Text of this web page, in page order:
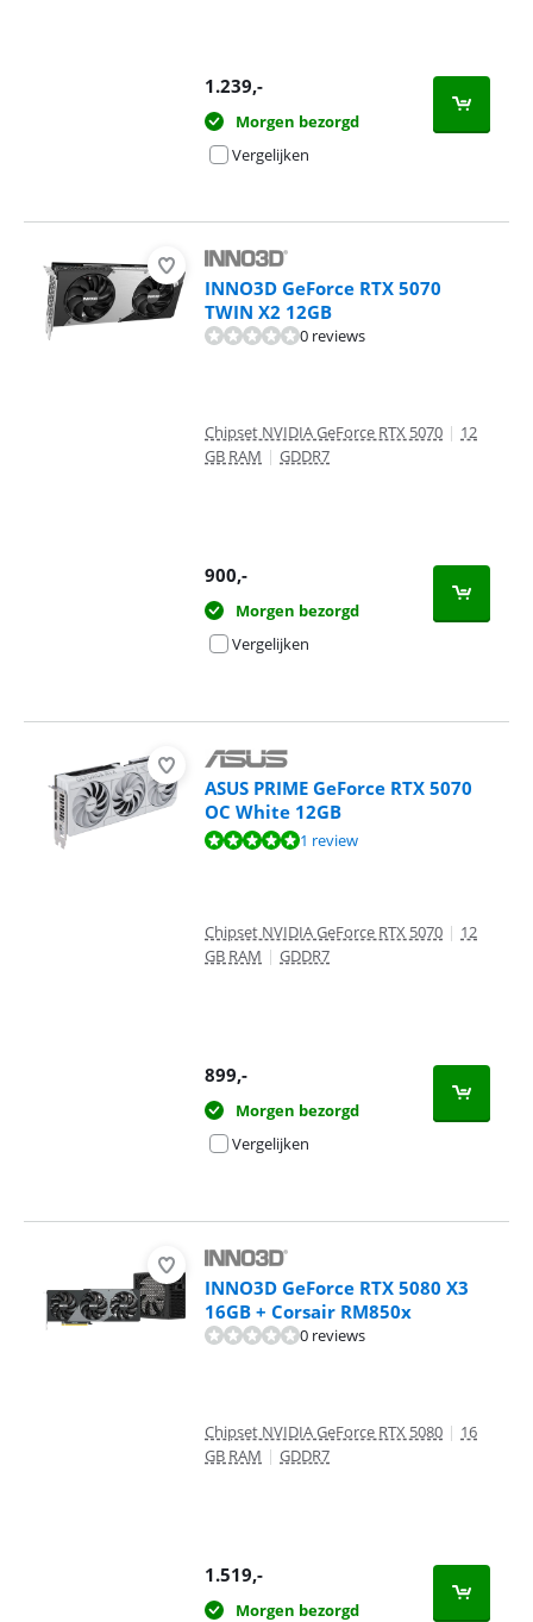
1.239,-
Morgen bezorgd
Vergelijken
INNO3D GeForce RTX 5070
TWIN X2 12GB
0 reviews
Chipset NVIDIA GeForce RTX 5070 | 12
GB RAM | GDDR7
900,-
Morgen bezorgd
Vergelijken
ASUS PRIME GeForce RTX 5070
OC White 12GB
Beoordeling is 10 van de 10, gebaseerd op 1 review.
1 review
Chipset NVIDIA GeForce RTX 5070 | 12
GB RAM | GDDR7
899,-
Morgen bezorgd
Vergelijken
INNO3D GeForce RTX 5080 X3
16GB + Corsair RM850x
0 reviews
Chipset NVIDIA GeForce RTX 5080 | 16
GB RAM | GDDR7
1.519,-
Morgen bezorgd